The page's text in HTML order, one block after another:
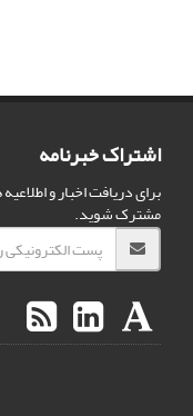
اشتراک خبرنامه
برای دریافت اخبار و
مشترک شوید.